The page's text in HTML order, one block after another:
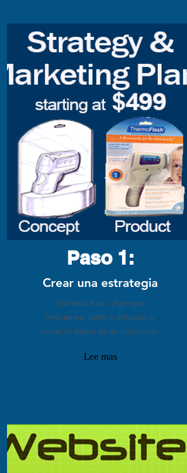
Paso 1:
Crear una estrategia
Haz esto tuyo. Agregue
imágenes, texto y enlaces, o
conecte datos de su colección.
Lee mas